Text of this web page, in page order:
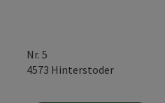
Nr. 5
4573 Hinterstoder